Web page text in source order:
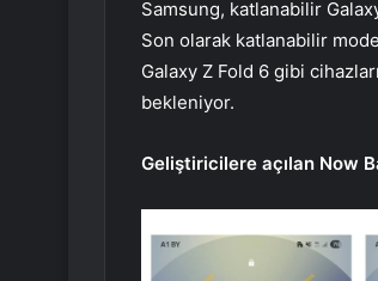
Samsung, katlanabilir
Son olarak katlanabilir
Galaxy Z Fold 6 gibi
bekleniyor.
Geliştiricilere açılan Now